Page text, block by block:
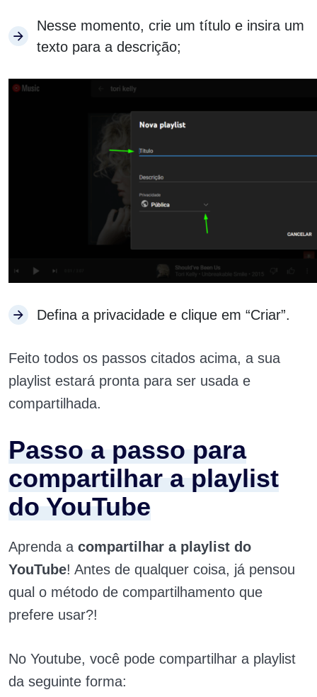
Nesse momento, crie um título e insira um
texto para a descrição;
Defina a privacidade e clique em “Criar”.
Feito todos os passos citados acima, a sua
playlist estará pronta para ser usada e
compartilhada.
Passo a passo para
compartilhar a playlist
do YouTube
Aprenda a compartilhar a playlist do
YouTube! Antes de qualquer coisa, já pensou
qual o método de compartilhamento que
prefere usar?!
No Youtube, você pode compartilhar a playlist
da seguinte forma: